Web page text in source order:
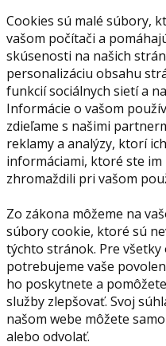
Cookies sú malé súbory,
vašom počítači a
skúsenosti na našich
personalizáciu obsahu
funkcií sociálnych sietí a
Informácie o vašom
zdieľame s našimi
reklamy a analýzy, ktorí
informáciami, ktoré ste
zhromaždili pri vašom
Zo zákona môžeme na
súbory cookie, ktoré sú
týchto stránok. Pre
potrebujeme vaše
ho poskytnete a
služby zlepšovať. Svoj
našom webe môžete
alebo odvolať.